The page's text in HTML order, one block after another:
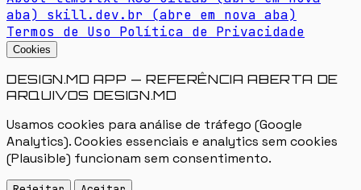
aba)
skill.dev.br (abre em nova aba)
Termos de Uso Política de Privacidade
Cookies
DESIGN.MD APP — REFERÊNCIA ABERTA DE
ARQUIVOS DESIGN.MD
Usamos cookies para análise de tráfego (Google
Analytics). Cookies essenciais e analytics sem cookies
(Plausible) funcionam sem consentimento.